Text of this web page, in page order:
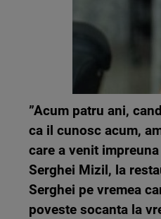
”Acum patru ani,
ca il cunosc acum,
care a venit
Serghei Mizil, la
Serghei pe vremea
poveste socanta la